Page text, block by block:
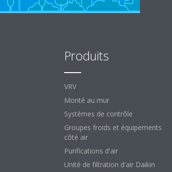
Produits
VRV
Monté au mur
Systèmes de contrôle
Groupes froids et équipements
côté air
Purifications d'air
Unité de filtration d'air Daikin